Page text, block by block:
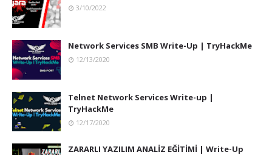
3/10/2022
Network Services SMB Write-Up | TryHackMe
12/13/2020
Telnet Network Services Write-up |
TryHackMe
12/17/2020
ZARARLI YAZILIM ANALİZ EĞİTİMİ | Write-Up